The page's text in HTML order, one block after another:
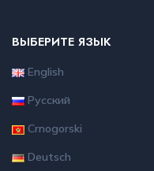
ВЫБЕРИТЕ ЯЗЫК
English
Русский
Crnogorski
Deutsch